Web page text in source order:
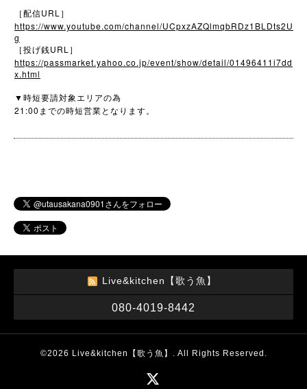
［配信URL ］
https://www.youtube.com/channel/UCpxzAZQlmqbRDz1BLDts2U
g
［投げ銭URL ］
https://passmarket.yahoo.co.jp/event/show/detail/01496411i7dd
x.html
▼ 時短要請対象エリアの為
21:00 までの時短営業となります。
Live&kitchen【歌う魚】
080-4019-8442
©2026 Live&kitchen【歌う魚】 . All Rights Reserved.